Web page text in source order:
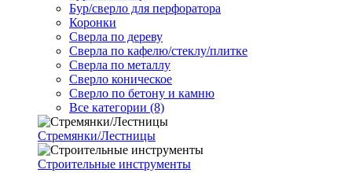
Бур/сверло для перфоратора
Коронки
Сверла по дереву
Сверла по кафелю/стеклу/плитке
Сверла по металлу
Сверло коническое
Сверло по бетону и камню
Все категории (8)
Стремянки/Лестницы
Строительные инструменты